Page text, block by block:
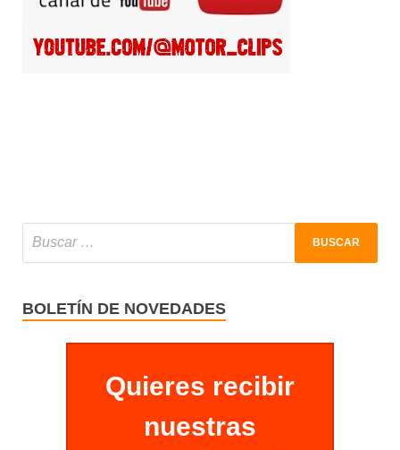
BOLETÍN DE NOVEDADES
Quieres recibir
nuestras